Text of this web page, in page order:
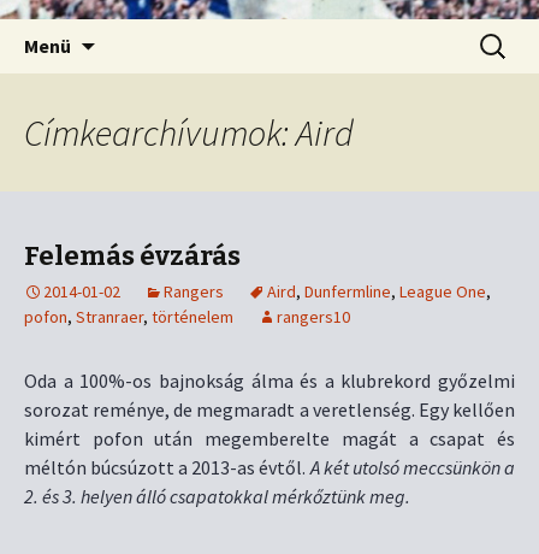
Menü
Címkearchívumok: Aird
Felemás évzárás
2014-01-02 Rangers Aird, Dunfermline, League One,
pofon, Stranraer, történelem rangers10
Oda a 100%-os bajnokság álma és a klubrekord győzelmi
sorozat reménye, de megmaradt a veretlenség. Egy kellően
kimért pofon után megemberelte magát a csapat és
méltón búcsúzott a 2013-as évtől.A két utolsó meccsünkön a
2. és 3. helyen álló csapatokkal mérkőztünk meg.